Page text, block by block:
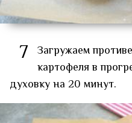
7 Загружаем
картофеля в
духовку на 20 минут.